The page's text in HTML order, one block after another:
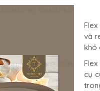
và
khó
cụ